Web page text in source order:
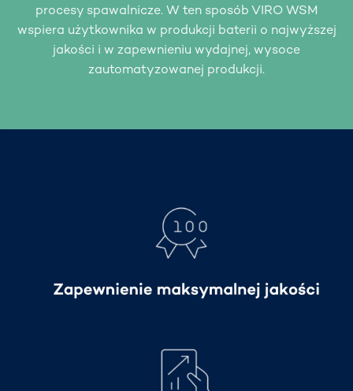
procesy spawalnicze. W ten sposób VIRO WSM
wspiera użytkownika w produkcji baterii o najwyższej
jakości i w zapewnieniu wydajnej, wysoce
zautomatyzowanej produkcji.